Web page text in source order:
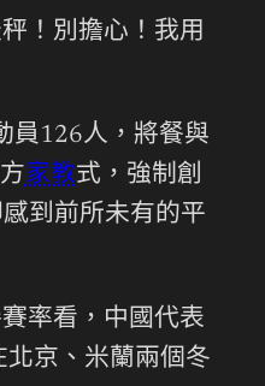
！別擔心！我用
員126人，將餐與
家教式，強制創
到前所未有的平
率看，中國代表
京、米蘭兩個冬